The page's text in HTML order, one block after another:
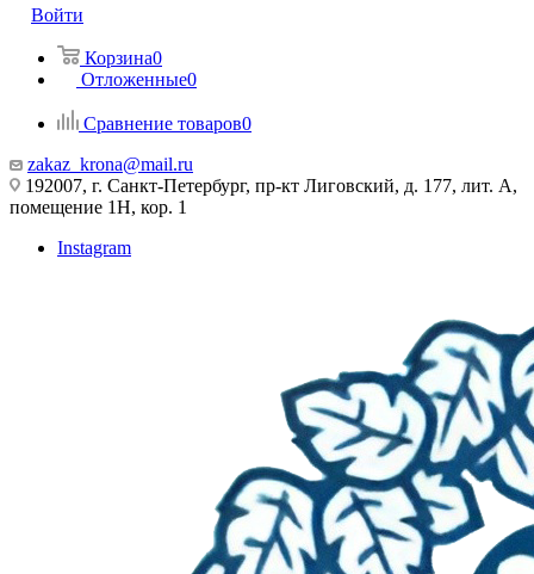
Войти
Корзина0
Отложенные0
Сравнение товаров0
zakaz_krona@mail.ru
192007, г. Санкт-Петербург, пр-кт Лиговский, д. 177, лит. А,
помещение 1Н, кор. 1
Instagram